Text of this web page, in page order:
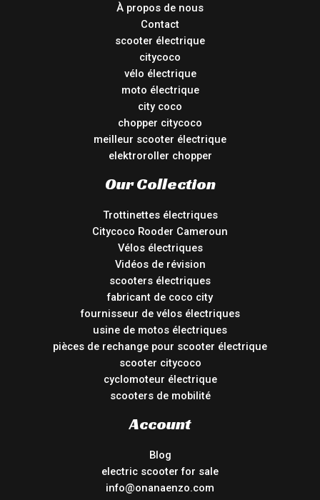
À propos de nous
Contact
scooter électrique
citycoco
vélo électrique
moto électrique
city coco
chopper citycoco
meilleur scooter électrique
elektroroller chopper
Our Collection
Trottinettes électriques
Citycoco Rooder Cameroun
Vélos électriques
Vidéos de révision
scooters électriques
fabricant de coco city
fournisseur de vélos électriques
usine de motos électriques
pièces de rechange pour scooter électrique
scooter citycoco
cyclomoteur électrique
scooters de mobilité
Account
Blog
electric scooter for sale
info@onanaenzo.com